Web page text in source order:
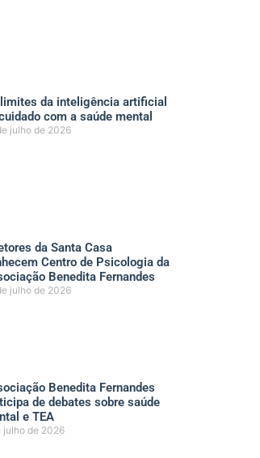
da inteligência artificial
com a saúde mental
julho de 2026
da Santa Casa
Centro de Psicologia da
Benedita Fernandes
julho de 2026
Benedita Fernandes
de debates sobre saúde
e TEA
julho de 2026